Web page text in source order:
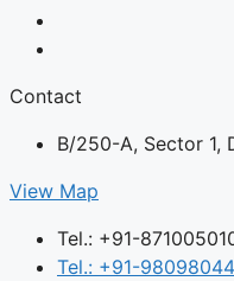
Contact
B/250-A, Sector 1,
View Map
Tel.: +91-
Tel.: +91-